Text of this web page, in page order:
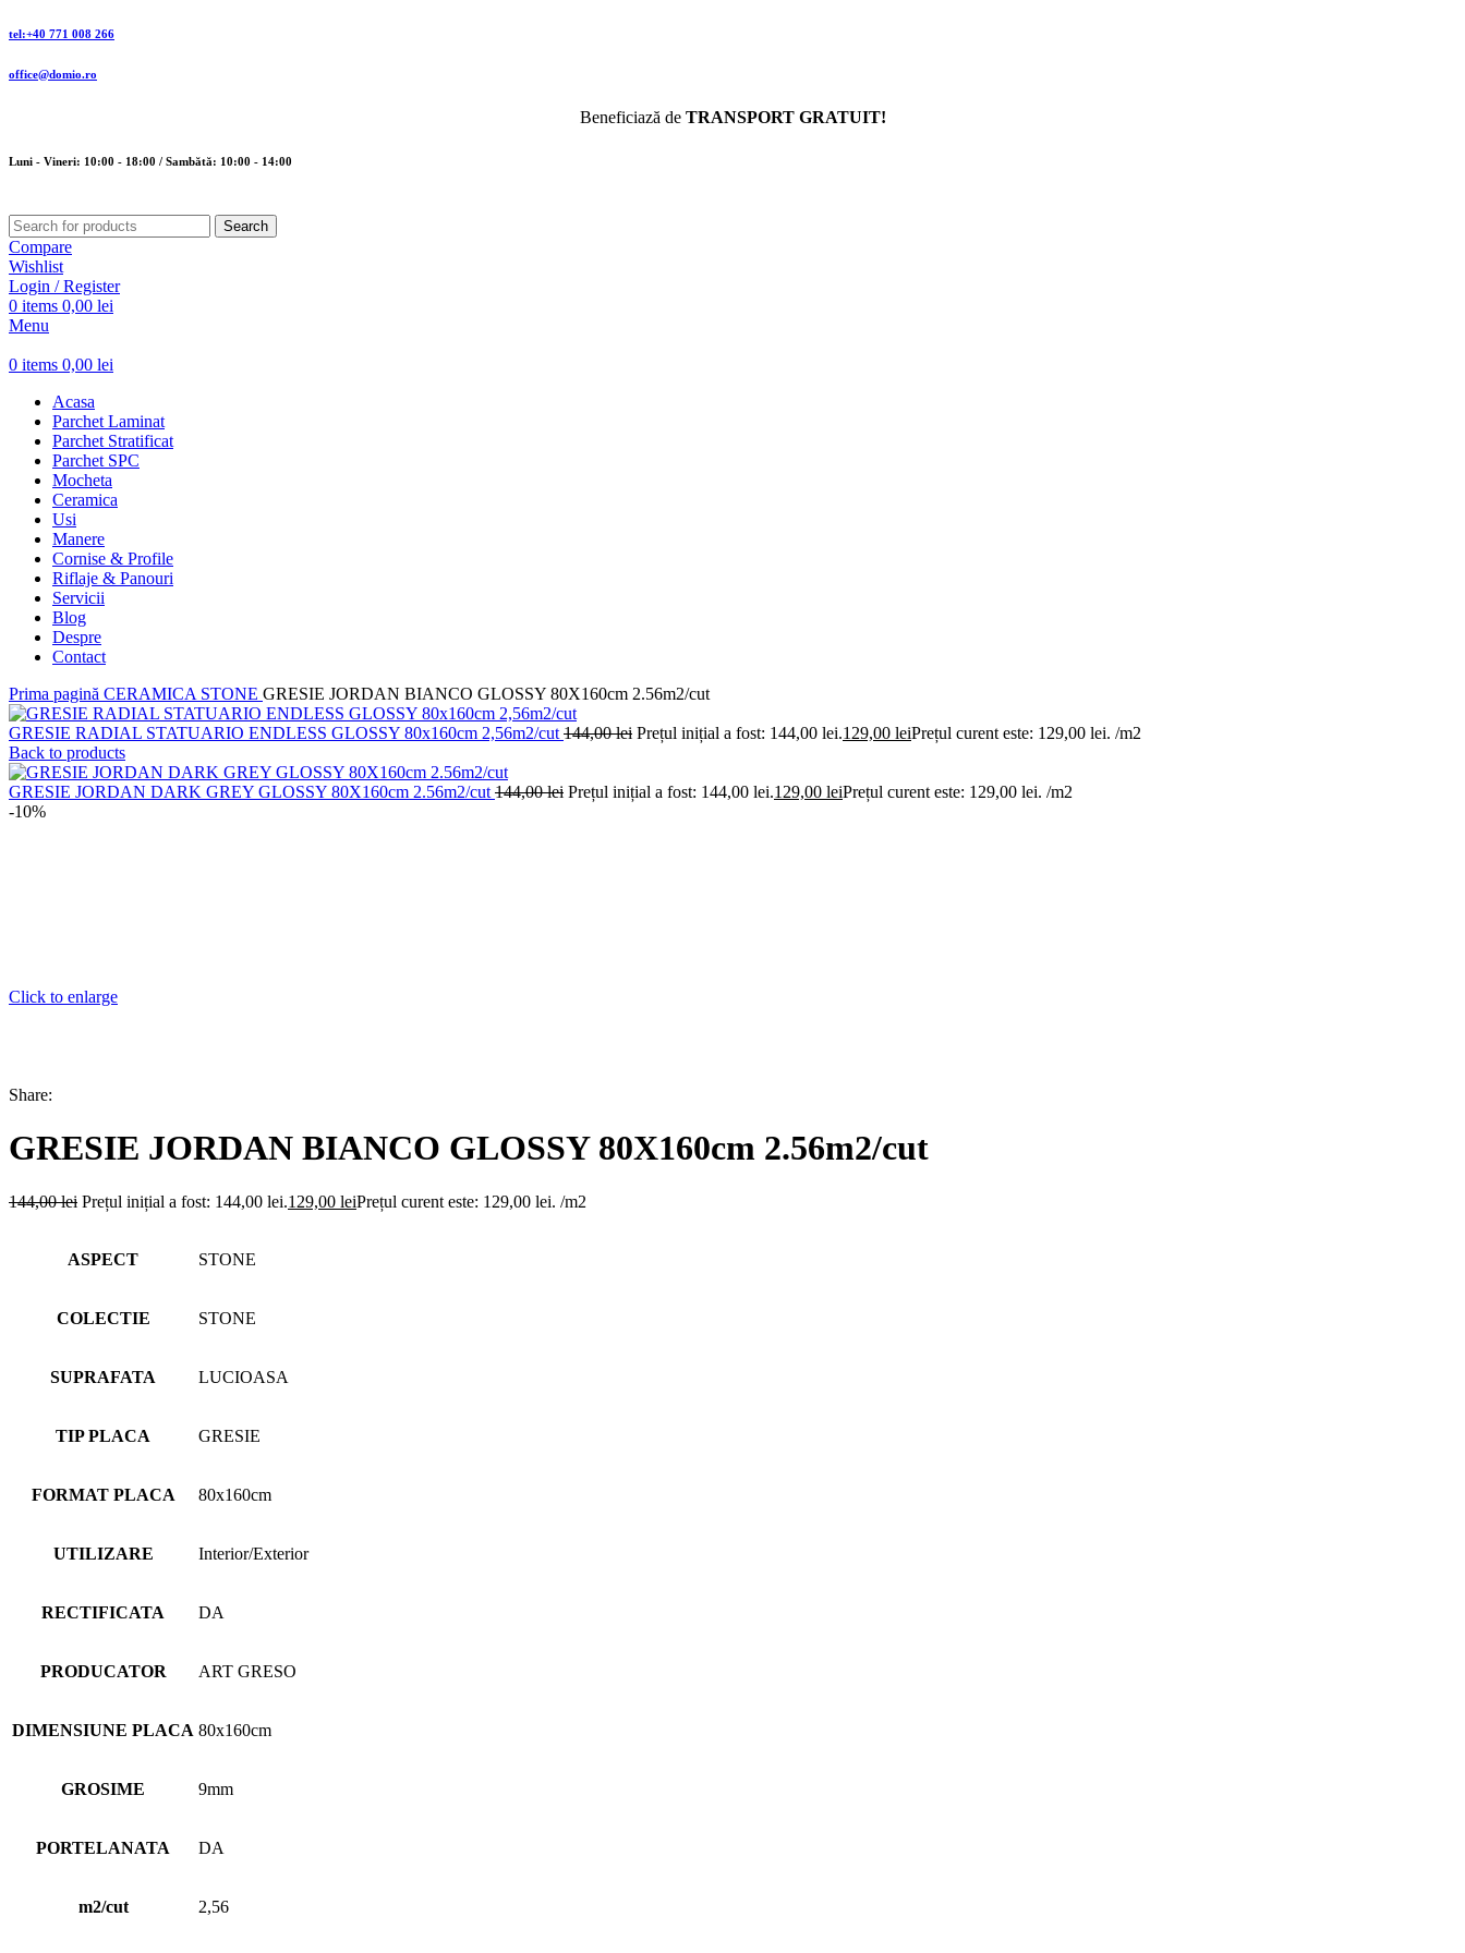
tel:+40 771 008 266
office@domio.ro
Beneficiază de TRANSPORT GRATUIT!
Luni - Vineri: 10:00 - 18:00 / Sambătă: 10:00 - 14:00
Search
Compare
Wishlist
Login / Register
0 items 0,00 lei
Menu
0 items 0,00 lei
Acasa
Parchet Laminat
Parchet Stratificat
Parchet SPC
Mocheta
Ceramica
Usi
Manere
Cornise & Profile
Riflaje & Panouri
Servicii
Blog
Despre
Contact
Prima pagină CERAMICA STONE GRESIE JORDAN BIANCO GLOSSY 80X160cm 2.56m2/cut
GRESIE RADIAL STATUARIO ENDLESS GLOSSY 80x160cm 2,56m2/cut 144,00lei Prețul inițial a fost: 144,00 lei.129,00 leiPrețul curent este: 129,00 lei. /m2
Back to products
GRESIE JORDAN DARK GREY GLOSSY 80X160cm 2.56m2/cut 144,00lei Prețul inițial a fost: 144,00 lei.129,00 leiPrețul curent este: 129,00 lei. /m2
-10%
Click to enlarge
Share:
GRESIE JORDAN BIANCO GLOSSY 80X160cm 2.56m2/cut
144,00lei Prețul inițial a fost: 144,00 lei.129,00 leiPrețul curent este: 129,00 lei. /m2
ASPECT STONE
COLECTIE STONE
SUPRAFATA LUCIOASA
TIP PLACA GRESIE
FORMAT PLACA 80x160cm
UTILIZARE Interior/Exterior
RECTIFICATA DA
PRODUCATOR ART GRESO
DIMENSIUNE PLACA 80x160cm
GROSIME 9mm
PORTELANATA DA
m2/cut 2,56